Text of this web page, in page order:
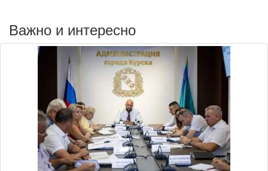
Важно и интересно